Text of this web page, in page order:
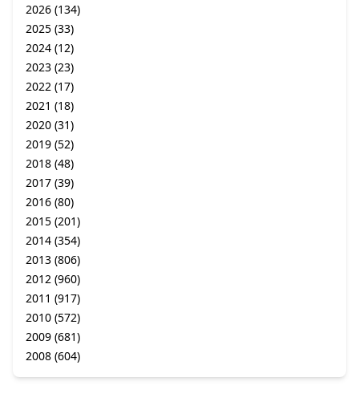
2026 (134)
2025 (33)
2024 (12)
2023 (23)
2022 (17)
2021 (18)
2020 (31)
2019 (52)
2018 (48)
2017 (39)
2016 (80)
2015 (201)
2014 (354)
2013 (806)
2012 (960)
2011 (917)
2010 (572)
2009 (681)
2008 (604)